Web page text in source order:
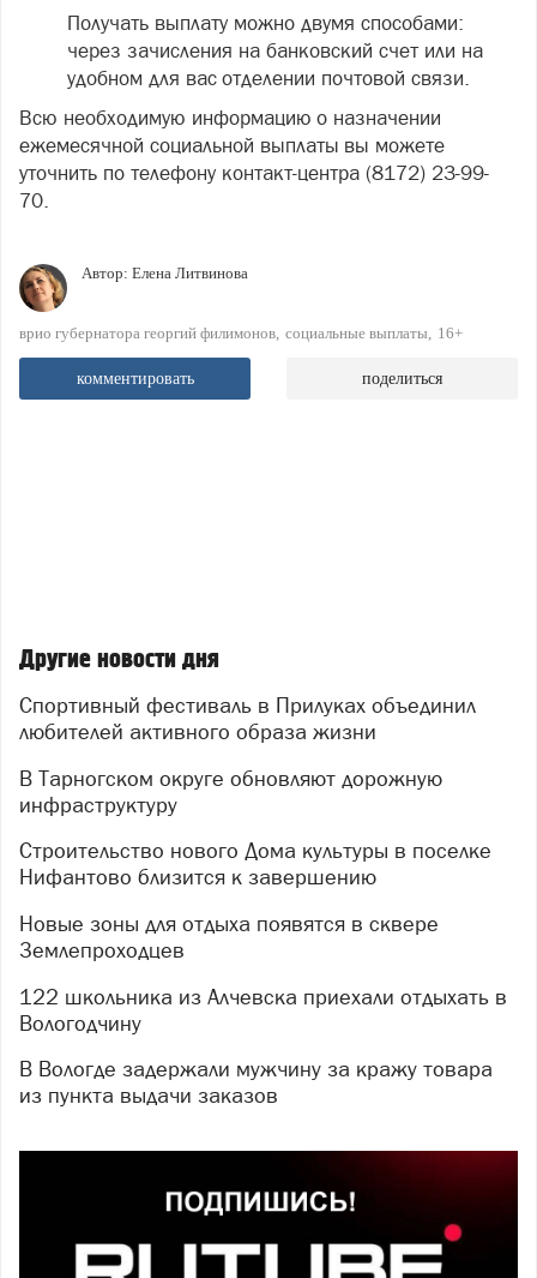
Получать выплату можно двумя способами:
через зачисления на банковский счет или на
удобном для вас отделении почтовой связи.
Всю необходимую информацию о назначении
ежемесячной социальной выплаты вы можете
уточнить по телефону контакт-центра (8172) 23-99-
70.
Автор: Елена Литвинова
врио губернатора георгий филимонов социальные выплаты 16+
комментировать поделиться
Другие новости дня
Спортивный фестиваль в Прилуках объединил
любителей активного образа жизни
В Тарногском округе обновляют дорожную
инфраструктуру
Строительство нового Дома культуры в поселке
Нифантово близится к завершению
Новые зоны для отдыха появятся в сквере
Землепроходцев
122 школьника из Алчевска приехали отдыхать в
Вологодчину
В Вологде задержали мужчину за кражу товара
из пункта выдачи заказов